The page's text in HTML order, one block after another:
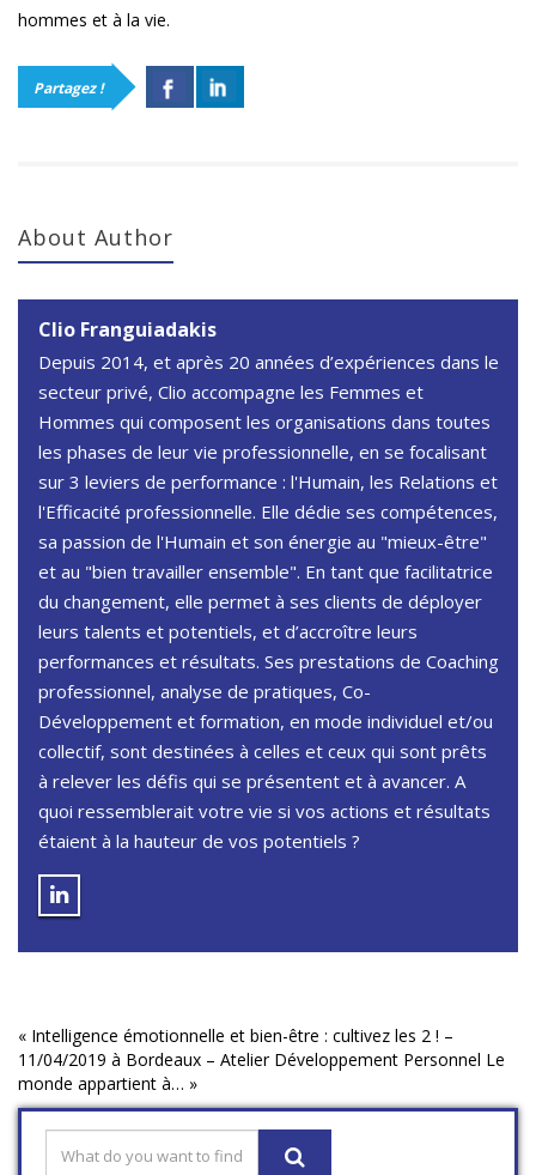
hommes et à la vie.
Partagez !
About Author
Clio Franguiadakis
Depuis 2014, et après 20 années d’expériences dans le
secteur privé, Clio accompagne les Femmes et
Hommes qui composent les organisations dans toutes
les phases de leur vie professionnelle, en se focalisant
sur 3 leviers de performance : l'Humain, les Relations et
l'Efficacité professionnelle. Elle dédie ses compétences,
sa passion de l'Humain et son énergie au "mieux-être"
et au "bien travailler ensemble". En tant que facilitatrice
du changement, elle permet à ses clients de déployer
leurs talents et potentiels, et d’accroître leurs
performances et résultats. Ses prestations de Coaching
professionnel, analyse de pratiques, Co-
Développement et formation, en mode individuel et/ou
collectif, sont destinées à celles et ceux qui sont prêts
à relever les défis qui se présentent et à avancer. A
quoi ressemblerait votre vie si vos actions et résultats
étaient à la hauteur de vos potentiels ?
« Intelligence émotionnelle et bien-être : cultivez les 2 ! –
11/04/2019 à Bordeaux – Atelier Développement Personnel Le
monde appartient à… »